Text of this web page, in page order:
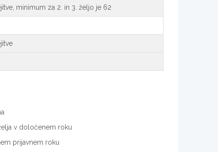
minimum za 2. in 3. željo je 62
v določenem roku
prijavnem roku